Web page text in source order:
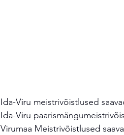
Ida-Viru meistrivõistlused
Ida-Viru
Virumaa Meistrivõistlused